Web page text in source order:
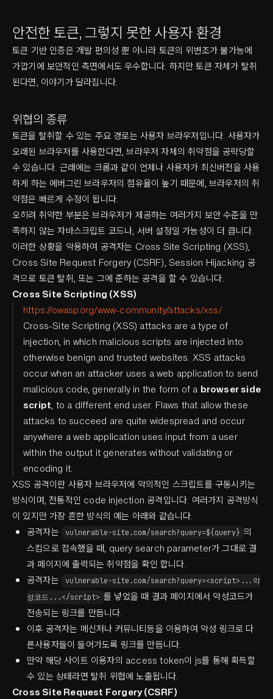
안전한 토큰, 그렇지 못한 사용자 환경
토큰 기반 인증은 개발 편의성 뿐 아니라 토큰의 위변조가 불가능에
가깝기에 보안적인 측면에서도 우수합니다. 하지만 토큰 자체가 탈취
된다면, 이야기가 달라집니다.
위협의 종류
토큰을 탈취할 수 있는 주요 경로는 사용자 브라우저입니다. 사용자가
오래된 브라우저를 사용한다면, 브라우저 자체의 취약점을 공략당할
수 있습니다. 근래에는 크롬과 같이 언제나 사용자가 최신버전을 사용
하게 하는 에버그린 브라우저의 점유율이 높기 때문에, 브라우저의 취
약점은 빠르게 수정이 됩니다.
오히려 취약한 부분은 브라우저가 제공하는 여러가지 보안 수준을 만
족하지 않는 자바스크립트 코드나, 서버 설정일 가능성이 더 큽니다.
이러한 상황을 악용하여 공격자는 Cross Site Scripting (XSS),
Cross Site Request Forgery (CSRF), Session Hijacking 공
격으로 토큰 탈취, 또는 그에 준하는 공격을 할 수 있습니다.
Cross Site Scripting (XSS)
https://owasp.org/www-community/attacks/xss/
Cross-Site Scripting (XSS) attacks are a type of
injection, in which malicious scripts are injected into
otherwise benign and trusted websites. XSS attacks
occur when an attacker uses a web application to send
malicious code, generally in the form of a browser side
script, to a different end user. Flaws that allow these
attacks to succeed are quite widespread and occur
anywhere a web application uses input from a user
within the output it generates without validating or
encoding it.
XSS 공격이란 사용자 브라우저에 악의적인 스크립트를 구동시키는
방식이며, 전통적인 code injection 공격입니다. 여러가지 공격방식
이 있지만 가장 흔한 방식의 예는 아래와 같습니다.
공격자는
vulnerable-site.com/search?query=${query} 의
스킴으로 접속했을 때, query search parameter가 그대로 결
과 페이지에 출력되는 취약점을 확인 합니다.
공격자는
vulnerable-site.com/search?query=<script>...악
성코드...</script> 를 넣었을 때 결과 페이지에서 악성코드가
전송되는 링크를 만듭니다.
이후 공격자는 메신저나 커뮤니티등을 이용하여 악성 링크로 다
른사용자들이 들어가도록 링크를 만듭니다.
만약 해당 사이트 이용자의 access token이 js를 통해 획득할
수 있는 상태라면 탈취 위협에 노출됩니다.
Cross Site Request Forgery (CSRF)